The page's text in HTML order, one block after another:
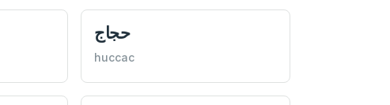
حجاج
huccac